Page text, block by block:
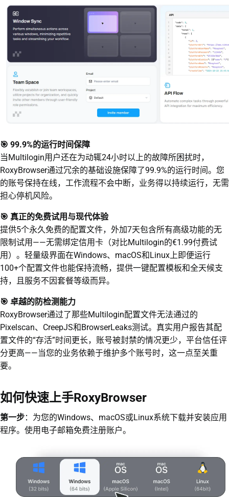
🎯 99.9%的运行时间保障
当Multilogin用户还在为动辄24小时以上的故障所困扰时，
RoxyBrowser通过冗余的基础设施保障了99.9%的运行时间。您
的账号保持在线，工作流程不会中断，业务得以持续运行，无需
担心停机风险。
🎯 真正的免费试用与现代体验
提供5个永久免费的配置文件，外加7天包含所有高级功能的无
限制试用——无需绑定信用卡（对比Multilogin的€1.99付费试
用）。轻量级界面在Windows、macOS和Linux上即便运行
100+个配置文件也能保持流畅，提供一键配置模板和全天候支
持，且服务不因套餐等级而异。
🎯 卓越的防检测能力
RoxyBrowser通过了那些Multilogin配置文件无法通过的
Pixelscan、CreepJS和BrowserLeaks测试。真实用户报告其配
置文件的“存活”时间更长，账号被封禁的情况更少，平台信任评
分更高——当您的业务依赖于维护多个账号时，这一点至关重
要。
如何快速上手RoxyBrowser
第一步：为您的Windows、macOS或Linux系统下载并安装应用
程序。使用电子邮箱免费注册账户。